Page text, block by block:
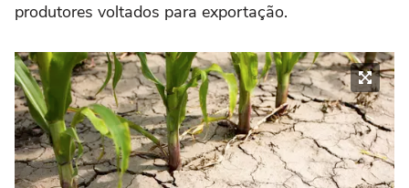
produtores voltados para exportação.